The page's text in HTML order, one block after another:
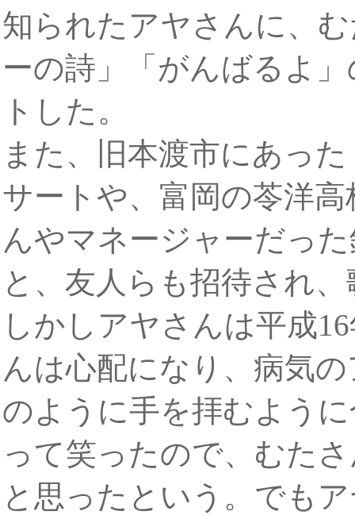
知られたアヤさんに、
ーの詩」「がんばるよ
トした。
また、旧本渡市にあっ
サートや、富岡の苓洋
んやマネージャーだっ
と、友人らも招待され
しかしアヤさんは平成
んは心配になり、病気
のように手を拝むよう
って笑ったので、むた
と思ったという。でも